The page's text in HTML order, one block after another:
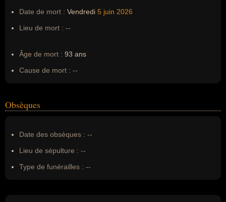
Date de mort : Vendredi 5 juin 2026
Lieu de mort : --
Âge de mort : 93 ans
Cause de mort : --
Obsèques
Date des obsèques : --
Lieu de sépulture : --
Type de funérailles : --